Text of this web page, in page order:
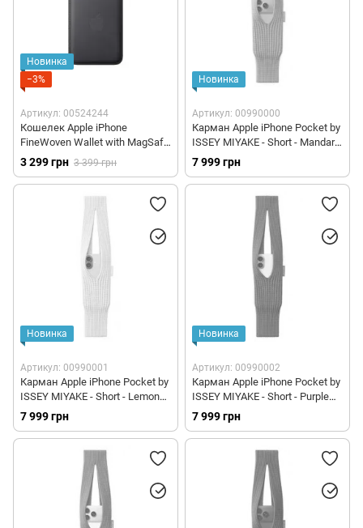
Новинка
−3%
Артикул: 00524244
Кошелек Apple iPhone
FineWoven Wallet with MagSafe
– Black (MGHA4)
3 299 грн 3 399 грн
Новинка
Артикул: 00990000
Карман Apple iPhone Pocket by
ISSEY MIYAKE - Short - Mandarin
(HS8Q2)
7 999 грн
Новинка
Артикул: 00990001
Карман Apple iPhone Pocket by
ISSEY MIYAKE - Short - Lemon
(HS8R2)
7 999 грн
Новинка
Артикул: 00990002
Карман Apple iPhone Pocket by
ISSEY MIYAKE - Short - Purple
(HS8U2)
7 999 грн